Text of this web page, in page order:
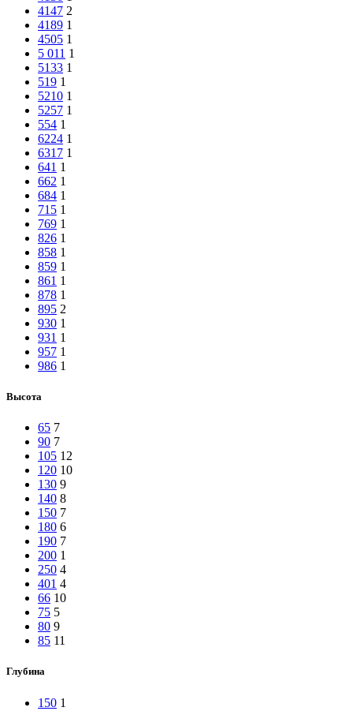
4147 2
4189 1
4505 1
5 011 1
5133 1
519 1
5210 1
5257 1
554 1
6224 1
6317 1
641 1
662 1
684 1
715 1
769 1
826 1
858 1
859 1
861 1
878 1
895 2
930 1
931 1
957 1
986 1
Высота
65 7
90 7
105 12
120 10
130 9
140 8
150 7
180 6
190 7
200 1
250 4
401 4
66 10
75 5
80 9
85 11
Глубина
150 1